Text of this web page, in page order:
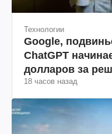
Технологии
Google,
ChatGPT
долларов за
18 часов назад